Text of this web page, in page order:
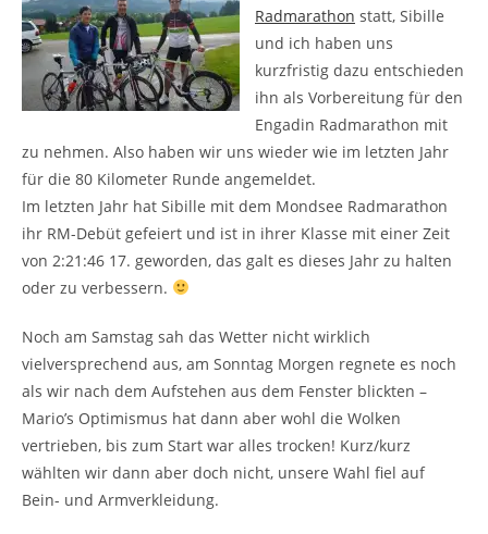
Radmarathon statt, Sibille
und ich haben uns
kurzfristig dazu entschieden
ihn als Vorbereitung für den
Engadin Radmarathon mit
zu nehmen. Also haben wir uns wieder wie im letzten Jahr
für die 80 Kilometer Runde angemeldet.
Im letzten Jahr hat Sibille mit dem Mondsee Radmarathon
ihr RM-Debüt gefeiert und ist in ihrer Klasse mit einer Zeit
von 2:21:46 17. geworden, das galt es dieses Jahr zu halten
oder zu verbessern.
Noch am Samstag sah das Wetter nicht wirklich
vielversprechend aus, am Sonntag Morgen regnete es noch
als wir nach dem Aufstehen aus dem Fenster blickten –
Mario’s Optimismus hat dann aber wohl die Wolken
vertrieben, bis zum Start war alles trocken! Kurz/kurz
wählten wir dann aber doch nicht, unsere Wahl fiel auf
Bein- und Armverkleidung.